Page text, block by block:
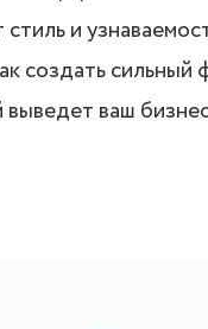
и
создать сильный
выведет ваш